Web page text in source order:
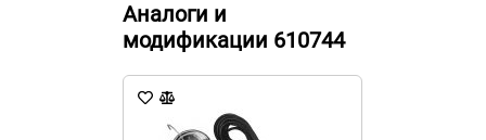
Аналоги и
модификации 610744